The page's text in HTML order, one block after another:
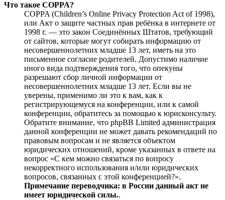
Что такое COPPA?
COPPA (Children’s Online Privacy Protection Act of 1998),
или Акт о защите частных прав ребёнка в интернете от
1998 г. — это закон Соединённых Штатов, требующий
от сайтов, которые могут собирать информацию от
несовершеннолетних младше 13 лет, иметь на это
письменное согласие родителей. Допустимо наличие
иного вида подтверждения того, что опекуны
разрешают сбор личной информации от
несовершеннолетних младше 13 лет. Если вы не
уверены, применимо ли это к вам, как к
регистрирующемуся на конференции, или к самой
конференции, обратитесь за помощью к юрисконсульту.
Обратите внимание, что phpBB Limited администрация
данной конференции не может давать рекомендаций по
правовым вопросам и не является объектом
юридических отношений, кроме указанных в ответе на
вопрос «С кем можно связаться по вопросу
некорректного использования и/или юридических
вопросов, связанных с этой конференцией?».
Примечание переводчика: в России данный акт не
имеет юридической силы..